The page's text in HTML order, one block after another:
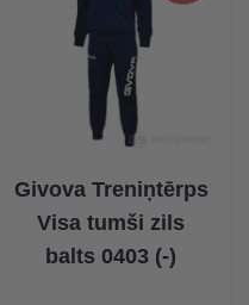
Givova Treniņtērps
Visa tumši zils
balts 0403 (-)